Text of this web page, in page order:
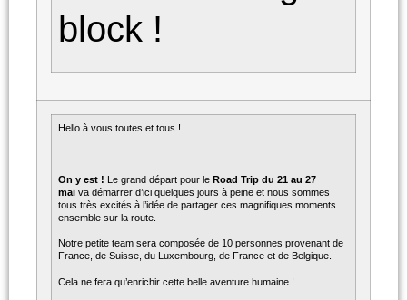
block !
Hello à vous toutes et tous !
On y est ! Le grand départ pour le Road Trip du 21 au 27
mai va démarrer d’ici quelques jours à peine et nous sommes
tous très excités à l’idée de partager ces magnifiques moments
ensemble sur la route.
Notre petite team sera composée de 10 personnes provenant de
France, de Suisse, du Luxembourg, de France et de Belgique.
Cela ne fera qu’enrichir cette belle aventure humaine !